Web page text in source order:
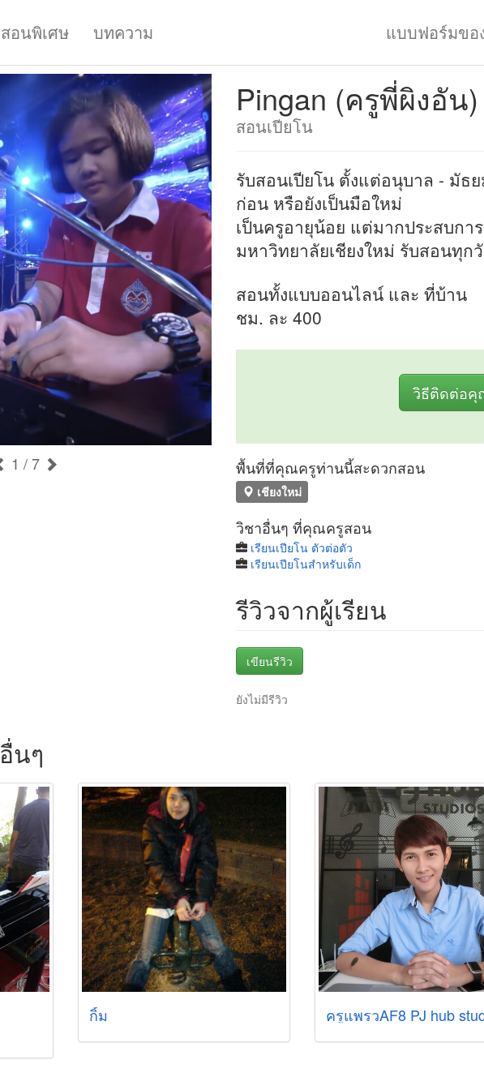
อนพิเศษ บทความ แบบฟอร์มข
1 / 7
Pingan (ครูพี่ผิงอัน)
สอนเปียโน
รับสอนเปียโน ตั้งแต่อนุบาล - มัธ
ก่อน หรือยังเป็นมือใหม่
เป็นครูอายุน้อย แต่มากประสบกา
มหาวิทยาลัยเชียงใหม่ รับสอนทุก
สอนทั้งแบบออนไลน์ และ ที่บ้าน
ชม. ละ 400
วิธีติดต่อคุ
พื้นที่ที่คุณครูท่านนี้สะดวกสอน
เชียงใหม่
วิชาอื่นๆ ที่คุณครูสอน
เรียนเปียโน ตัวต่อตัว
เรียนเปียโนสำหรับเด็ก
รีวิวจากผู้เรียน
เขียนรีวิว
ยังไม่มีรีวิว
นๆ
กิ้ม ครูแพรวAF8 PJ hub